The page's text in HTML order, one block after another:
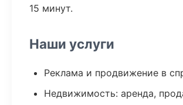
15 минут.
Наши услуги
Реклама и продвижение в
Недвижимость: аренда,